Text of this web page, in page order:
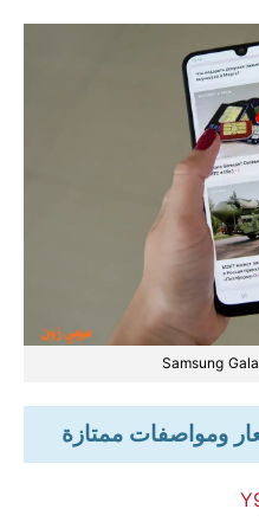
ومواصفات ممتازة